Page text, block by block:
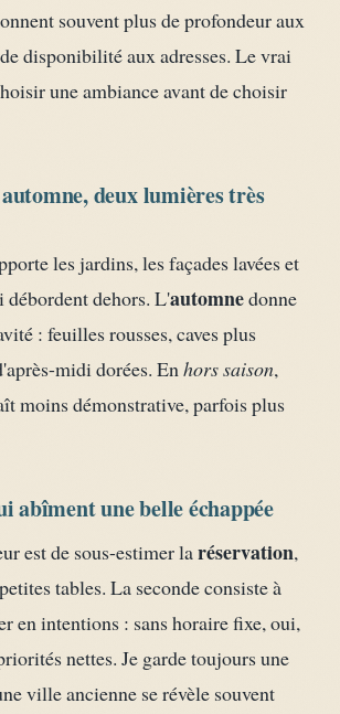
souvent plus de profondeur aux
disponibilité aux adresses. Le vrai
une ambiance avant de choisir
deux lumières très
les jardins, les façades lavées et
débordent dehors. L'automnedonne
: feuilles rousses, caves plus
midi dorées. Enhors saison,
moins démonstrative, parfois plus
abîment une belle échappée
est de sous-estimer laréservation,
tables. La seconde consiste à
en intentions : sans horaire fixe, oui,
nettes. Je garde toujours une
ville ancienne se révèle souvent